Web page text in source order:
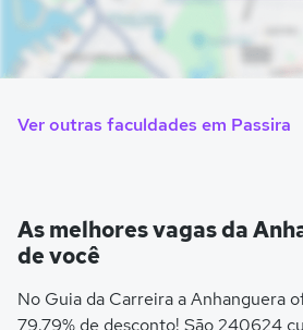
Ver outras faculdades em Passira
As melhores vagas da
de você
No Guia da Carreira a Anhanguera
79.79% de desconto! São 240624